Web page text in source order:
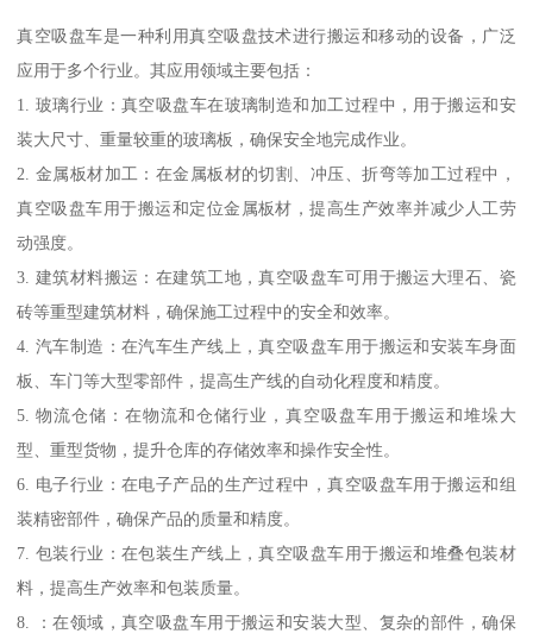
真空吸盘车是一种利用真空吸盘技术进行搬运和移动的设备，广泛
应用于多个行业。其应用领域主要包括：
1. 玻璃行业：真空吸盘车在玻璃制造和加工过程中，用于搬运和安
装大尺寸、重量较重的玻璃板，确保安全地完成作业。
2. 金属板材加工：在金属板材的切割、冲压、折弯等加工过程中，
真空吸盘车用于搬运和定位金属板材，提高生产效率并减少人工劳
动强度。
3. 建筑材料搬运：在建筑工地，真空吸盘车可用于搬运大理石、瓷
砖等重型建筑材料，确保施工过程中的安全和效率。
4. 汽车制造：在汽车生产线上，真空吸盘车用于搬运和安装车身面
板、车门等大型零部件，提高生产线的自动化程度和精度。
5. 物流仓储：在物流和仓储行业，真空吸盘车用于搬运和堆垛大
型、重型货物，提升仓库的存储效率和操作安全性。
6. 电子行业：在电子产品的生产过程中，真空吸盘车用于搬运和组
装精密部件，确保产品的质量和精度。
7. 包装行业：在包装生产线上，真空吸盘车用于搬运和堆叠包装材
料，提高生产效率和包装质量。
8. ：在领域，真空吸盘车用于搬运和安装大型、复杂的部件，确保